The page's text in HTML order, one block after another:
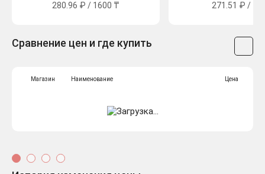
280.96 ₽ / 1600 ₸ 271.51 ₽ /
Сравнение цен и где купить
Магазин Наименование Цена